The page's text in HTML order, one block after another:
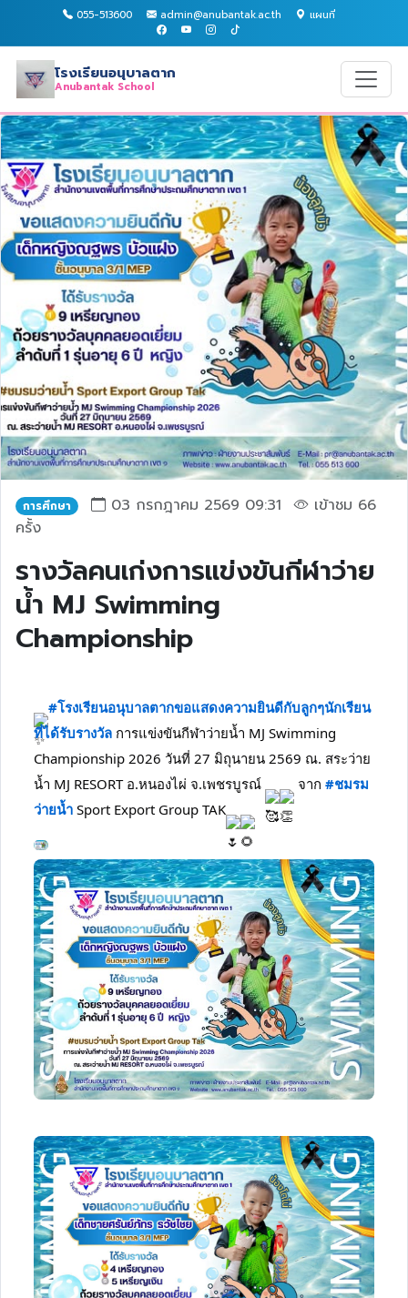
055-513600 admin@anubantak.ac.th แผนที่
โรงเรียนอนุบาลตาก
Anubantak School
การศึกษา 03 กรกฎาคม 2569 09:31
เข้าชม 66
ครั้ง
รางวัลคนเก่งการแข่งขันกีฬาว่าย
น้ำ MJ Swimming
Championship
#โรงเรียนอนุบาลตากขอแสดงความยินดีกับลูกๆนักเรียน
ที่ได้รับรางวัล การแข่งขันกีฬาว่ายน้ำ MJ Swimming
Championship 2026 วันที่ 27 มิถุนายน 2569 ณ. สระว่าย
น้ำ MJ RESORT อ.หนองไผ่ จ.เพชรบูรณ์
จาก #ชมรม
ว่ายน้ำ Sport Export Group TAK